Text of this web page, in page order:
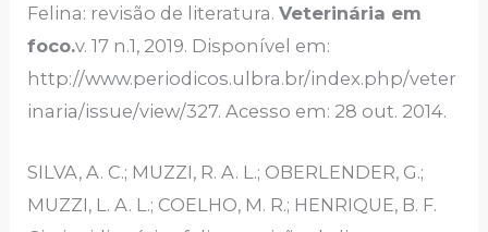
Felina: revisão de literatura.Veterinária em
foco.v. 17 n.1, 2019. Disponível em:
http://www.periodicos.ulbra.br/index.php/veter
inaria/issue/view/327. Acesso em: 28 out. 2014.
SILVA, A. C.; MUZZI, R. A. L.; OBERLENDER, G.;
MUZZI, L. A. L.; COELHO, M. R.; HENRIQUE, B. F.